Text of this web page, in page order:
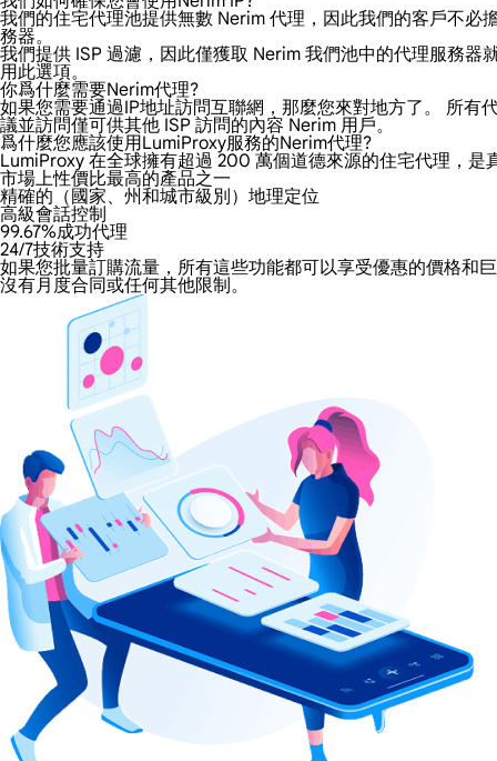
我們的住宅代理池提供無數 Nerim 代理，因此我們的客戶不
務器。
我們提供 ISP 過濾，因此僅獲取 Nerim 我們池中的代理服務
用此選項。
你爲什麼需要Nerim代理?
如果您需要通過IP地址訪問互聯網，那麼您來對地方了。 所有
議並訪問僅可供其他 ISP 訪問的內容 Nerim 用戶。
爲什麼您應該使用LumiProxy服務的Nerim代理?
LumiProxy 在全球擁有超過 200 萬個道德來源的住宅代理，
市場上性價比最高的產品之一
精確的（國家、州和城市級別）地理定位
高級會話控制
99.67%成功代理
24/7技術支持
如果您批量訂購流量，所有這些功能都可以享受優惠的價格和
沒有月度合同或任何其他限制。